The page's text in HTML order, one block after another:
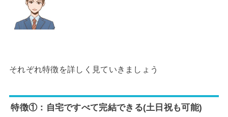
それぞれ特徴を詳しく見ていきましょう
特徴①：自宅ですべて完結できる(土日祝も可能)